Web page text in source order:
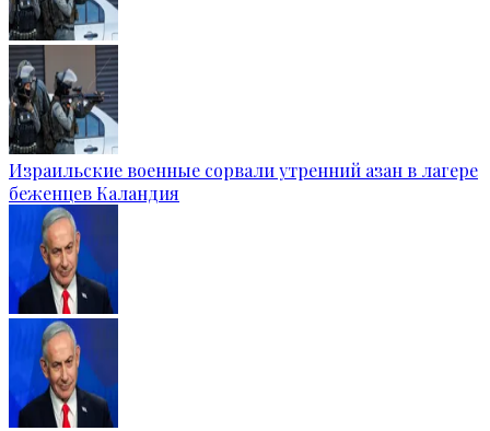
Израильские военные сорвали утренний азан в лагере
беженцев Каландия